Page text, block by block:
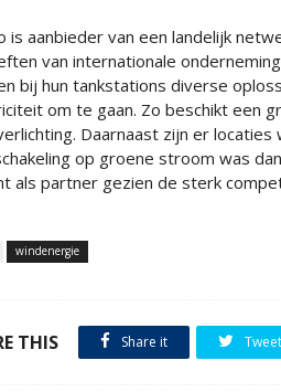
is aanbieder van een landelijk
van internationale
bij hun tankstations diverse
om te gaan. Zo beschikt een
Daarnaast zijn er
op groene stroom was
als partner gezien de sterk
windenergie
THIS Share it Tweet